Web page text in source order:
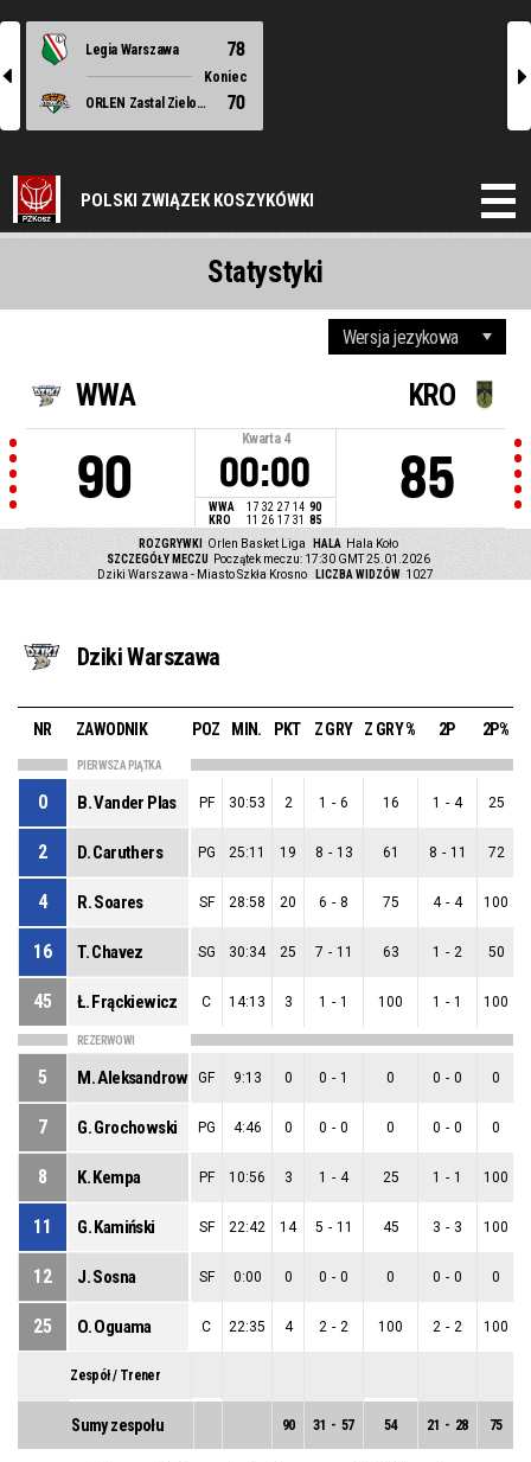
l
Legia Warszawa 78
Koniec
ORLEN Zastal Zielona Góra
70
r
POLSKI ZWIĄZEK KOSZYKÓWKI
WWA
90
Kwarta 4
00:00
WWA 17 32 27 14 90
KRO
11 26 17 31 85
KRO
85
ROZGRYWKI Orlen Basket Liga HALA
Hala Koło
SZCZEGÓŁY MECZU
Początek meczu: 17:30 GMT 25.01.2026
Dziki Warszawa - Miasto Szkła Krosno
LICZBA WIDZÓW 1027
Statystyki
Dziki Warszawa
NR ZAWODNIK POZ MIN. PKT Z GRY Z GRY % 2P 2P%
PIERWSZA PIĄTKA
0 B. Vander Plas PF 30:53 2 1 - 6 16 1 - 4 25
2 D. Caruthers PG 25:11 19 8 - 13 61 8 - 11 72
4 R. Soares SF 28:58 20 6 - 8 75 4 - 4 100
16 T. Chavez SG 30:34 25 7 - 11 63 1 - 2 50
45 Ł. Frąckiewicz C 14:13 3 1 - 1 100 1 - 1 100
REZERWOWI
5 M. Aleksandrowicz
GF 9:13 0 0 - 1 0 0 - 0 0
7 G. Grochowski PG 4:46 0 0 - 0 0 0 - 0 0
8 K. Kempa PF 10:56 3 1 - 4 25 1 - 1 100
11 G. Kamiński SF 22:42 14 5 - 11 45 3 - 3 100
12 J. Sosna SF 0:00 0 0 - 0 0 0 - 0 0
25 O. Oguama C 22:35 4 2 - 2 100 2 - 2 100
Zespół / Trener
Sumy zespołu 90 31 - 57 54 21 - 28 75